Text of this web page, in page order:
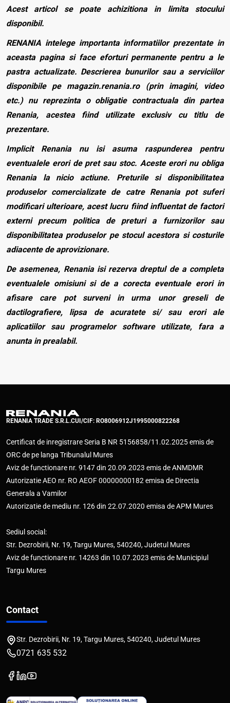
Acest articol se poate achizitiona in limita stocului
disponibil.
RENANIA intelege importanta informatiilor prezentate in
aceasta pagina si face eforturi permanente pentru a le
pastra actualizate. Descrierea bunurilor sau a serviciilor
disponibile pe magazin.renania.ro (prin imagini, video
etc.) nu reprezinta o obligatie contractuala din partea
Renania, acestea fiind utilizate exclusiv cu titlu de
prezentare.
Implicit Renania nu isi asuma raspunderea pentru
eventualele erori de pret sau stoc. Aceste erori nu obliga
Renania la nicio actiune. Preturile si disponibilitatea
produselor comercializate de catre Renania pot suferi
modificari ulterioare, acest lucru fiind influentat de factori
externi precum politica de preturi a furnizorilor sau
disponibilitatea produselor pe stocul acestora si costurile
adiacente de aprovizionare.
De asemenea, Renania isi rezerva dreptul de a completa
eventualele omisiuni si de a corecta eventuale erori in
afisare care pot surveni in urma unor greseli de
dactilografiere, lipsa de acuratete si/ sau erori ale
aplicatiilor sau programelor software utilizate, fara a
anunta in prealabil.
RENANIA TRADE S.R.L.CUI/CIF: RO8006912J1995000822268
Certificat de inregistrare Seria B NR 5156858/11.02.2025 emis de
ORC de pe langa Tribunalul Mures
Aviz de functionare nr. 9147 din 20.09.2023 emis de ANMDMR
Autorizatie AEO nr. RO AEOF 00000000182 emisa de Directia
Generala a Vamilor
Autorizatie de mediu nr. 126 din 22.07.2020 emisa de APM Mures
Sediul social:
Str. Dezrobirii, Nr. 19, Targu Mures, 540240, Judetul Mures
Aviz de functionare nr. 14263 din 10.07.2023 emis de Municipiul
Targu Mures
Contact
Str. Dezrobirii, Nr. 19, Targu Mures, 540240, Judetul Mures
0721 635 532